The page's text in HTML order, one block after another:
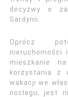
decyzwy o
Sardynii.
Oprócz
nieruchomości
mieszkanie
korzystania z
wakacji we
noclegu, jest